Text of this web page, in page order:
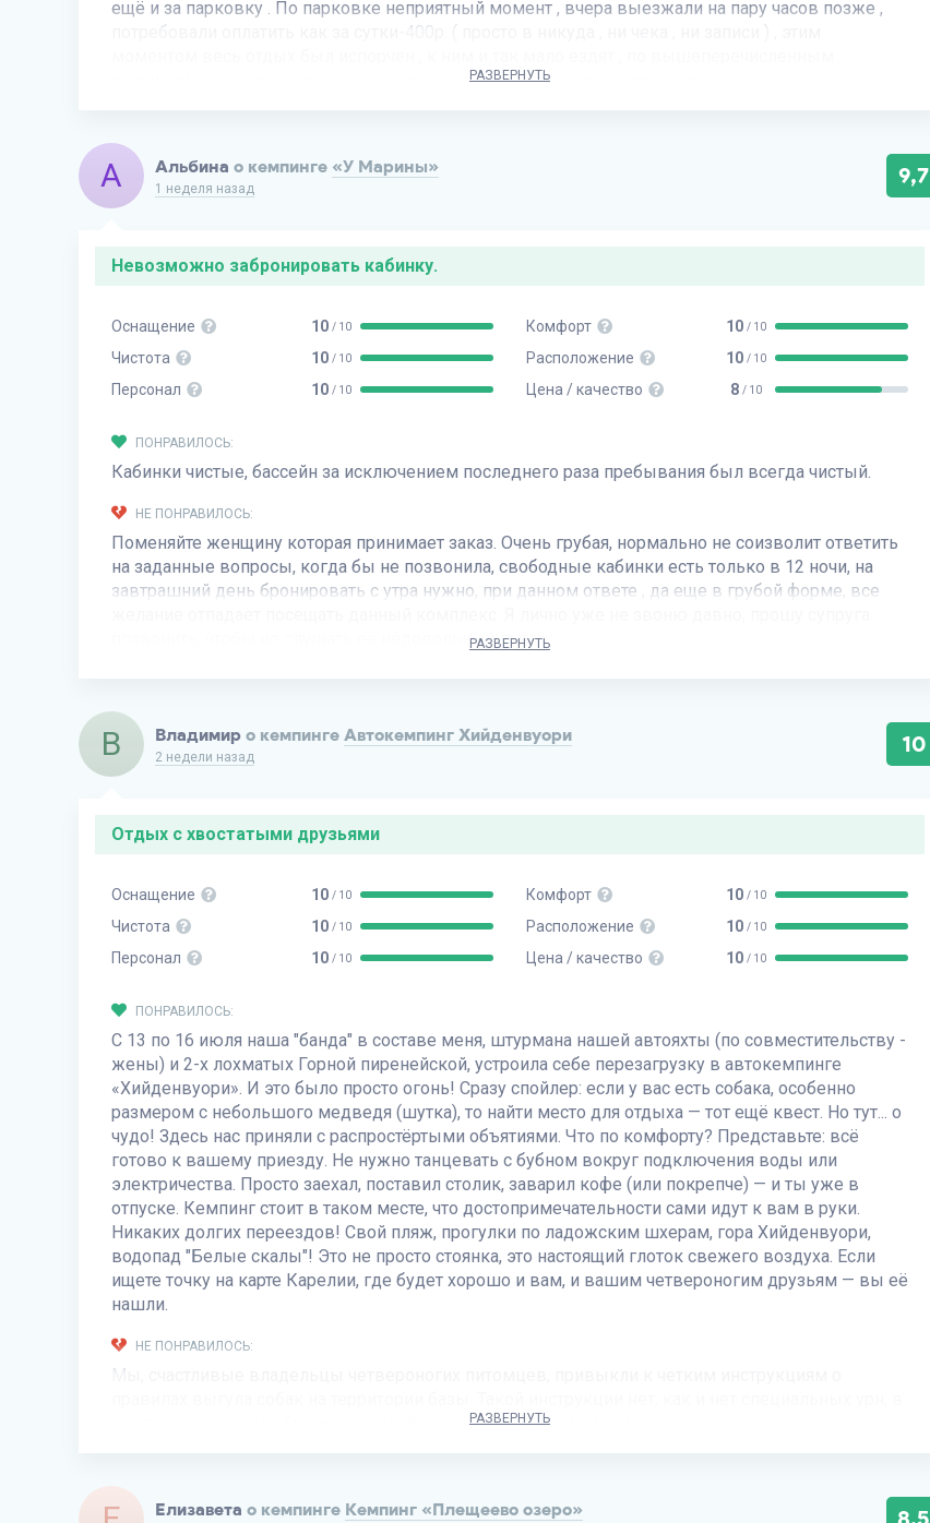
ещё и за парковку . По парковке неприятный момент , вчера выезжали на пару часов позже ,
потребовали оплатить как за сутки-400р. ( просто в никуда , ни чека , ни записи ) , этим
причинам , так они решили ещё отыграться на тех кто по инерции ездит .
РАЗВЕРНУТЬ
А Альбина о кемпинге «У Марины»
1 неделя назад 9,7
Невозможно забронировать кабинку.
Оснащение 10 / 10 Комфорт 10 / 10
Чистота 10 / 10 Расположение 10 / 10
Персонал 10 / 10 Цена / качество 8 / 10
ПОНРАВИЛОСЬ:
Кабинки чистые, бассейн за исключением последнего раза пребывания был всегда чистый.
НЕ ПОНРАВИЛОСЬ:
Поменяйте женщину которая принимает заказ. Очень грубая, нормально не соизволит ответить
на заданные вопросы, когда бы не позвонила, свободные кабинки есть только в 12 ночи, на
завтрашний день бронировать с утра нужно, при данном ответе , да еще в грубой форме, все
позвонить, чтобы не слушать ее недовольный говор.
РАЗВЕРНУТЬ
В Владимир о кемпинге Автокемпинг Хийденвуори
2 недели назад 10
Отдых с хвостатыми друзьями
Оснащение 10 / 10 Комфорт 10 / 10
Чистота 10 / 10 Расположение 10 / 10
Персонал 10 / 10 Цена / качество 10 / 10
ПОНРАВИЛОСЬ:
С 13 по 16 июля наша "банда" в составе меня, штурмана нашей автояхты (по совместительству -
жены) и 2-х лохматых Горной пиренейской, устроила себе перезагрузку в автокемпинге
«Хийденвуори». И это было просто огонь! Сразу спойлер: если у вас есть собака, особенно
размером с небольшого медведя (шутка), то найти место для отдыха — тот ещё квест. Но тут... о
чудо! Здесь нас приняли с распростёртыми объятиями. Что по комфорту? Представьте: всё
готово к вашему приезду. Не нужно танцевать с бубном вокруг подключения воды или
электричества. Просто заехал, поставил столик, заварил кофе (или покрепче) — и ты уже в
отпуске. Кемпинг стоит в таком месте, что достопримечательности сами идут к вам в руки.
Никаких долгих переездов! Свой пляж, прогулки по ладожским шхерам, гора Хийденвуори,
водопад "Белые скалы"! Это не просто стоянка, это настоящий глоток свежего воздуха. Если
ищете точку на карте Карелии, где будет хорошо и вам, и вашим четвероногим друзьям — вы её
нашли.
НЕ ПОНРАВИЛОСЬ:
Мы, счастливые владельцы четвероногих питомцев, привыкли к четким инструкциям о
местах выгула, куда бы мы могли убирать за своими питомцами.
РАЗВЕРНУТЬ
Елизавета о кемпинге Кемпинг «Плещеево озеро»